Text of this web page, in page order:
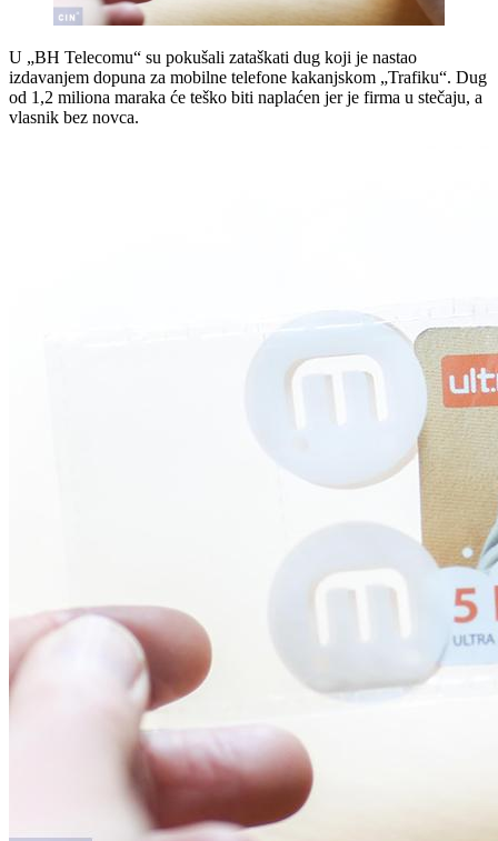
U „BH Telecomu“ su pokušali zataškati dug koji je nastao
izdavanjem dopuna za mobilne telefone kakanjskom „Trafiku“. Dug
od 1,2 miliona maraka će teško biti naplaćen jer je firma u stečaju, a
vlasnik bez novca.